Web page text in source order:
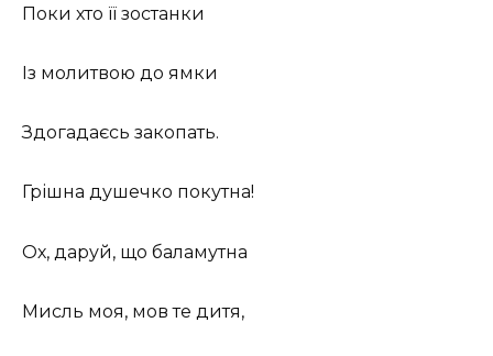
Поки хто її зостанки
Із молитвою до ямки
Здогадаєсь закопать.
Грішна душечко покутна!
Ох, даруй, що баламутна
Мисль моя, мов те дитя,